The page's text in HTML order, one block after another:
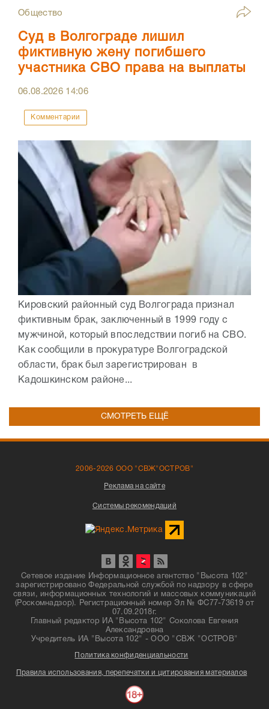
Общество
Суд в Волгограде лишил
фиктивную жену погибшего
участника СВО права на выплаты
06.08.2026 14:06
Комментарии
Кировский районный суд Волгограда признал
фиктивным брак, заключенный в 1999 году с
мужчиной, который впоследствии погиб на СВО.
Как сообщили в прокуратуре Волгоградской
области, брак был зарегистрирован в
Кадошкинском районе...
СМОТРЕТЬ ЕЩЁ
2006-2026 ООО "СВЖ"ОСТРОВ"
Реклама на сайте
Системы рекомендаций
Сетевое издание Информационное агентство "Высота 102"
зарегистрировано Федеральной службой по надзору в сфере
связи, информационных технологий и массовых коммуникаций
(Роскомнадзор). Регистрационный номер Эл № ФС77-73619 от
07.09.2018г.
Главный редактор ИА "Высота 102" Соколова Евгения
Александровна
Учредитель ИА "Высота 102" - ООО "СВЖ "ОСТРОВ"
Политика конфиденциальности
Правила использования, перепечатки и цитирования материалов